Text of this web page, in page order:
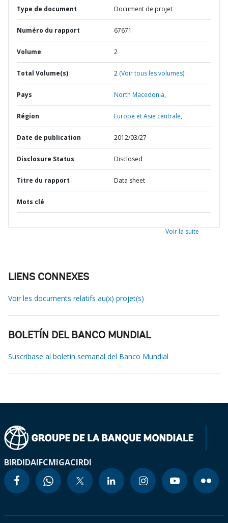
Type de document Document de projet
Numéro du rapport 67671
Volume 2
Total Volume(s) 2 (Voir tous les volumes)
Pays North Macedonia,
Région Europe et Asie centrale,
Date de publication 2012/03/27
Disclosure Status Disclosed
Titre du rapport Data sheet
Mots clé
Voir la suite
LIENS CONNEXES
Voir les documents relatifs au(x) projet(s)
BOLETÍN DEL BANCO MUNDIAL
Suscríbase al boletín semanal del Banco Mundial
BIRDIDAIFCMIGACIRDI